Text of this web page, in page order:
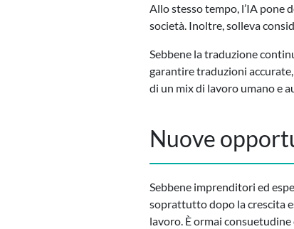
Allo stesso tempo, l’IA pone
società. Inoltre, solleva
Sebbene la traduzione
garantire traduzioni
di un mix di lavoro umano e
Nuove
Sebbene imprenditori ed
soprattutto dopo la crescita
lavoro. È ormai consuetudine